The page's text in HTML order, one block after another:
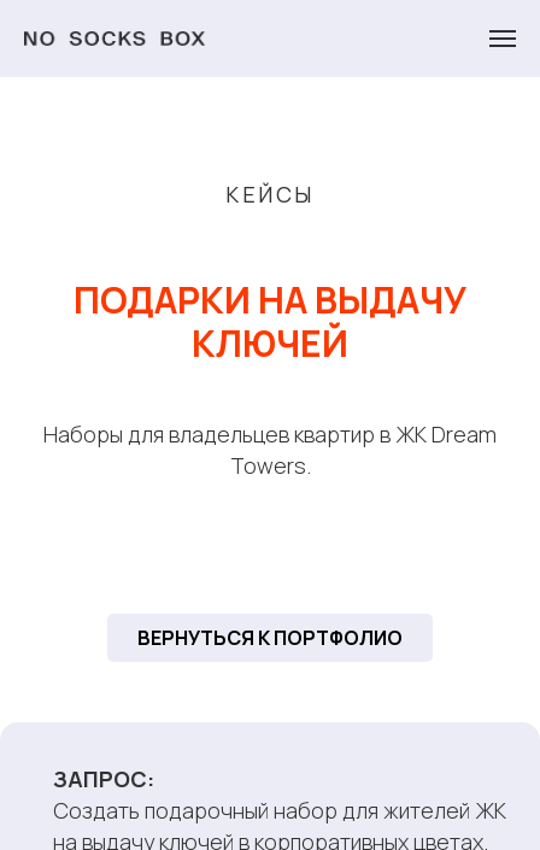
КЕЙСЫ
ПОДАРКИ НА ВЫДАЧУ
КЛЮЧЕЙ
Наборы для владельцев квартир в ЖК Dream
Towers.
ВЕРНУТЬСЯ К ПОРТФОЛИО
ЗАПРОС:
Cоздать подарочный набор для жителей ЖК
на выдачу ключей в корпоративных цветах.